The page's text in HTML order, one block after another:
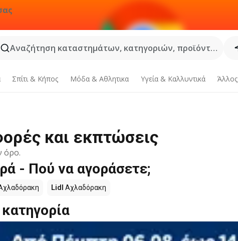
Αναζήτηση καταστημάτων, κατηγοριών, προϊόντων...
Σπίτι & Κήπος Μόδα & Aθλητικα Υγεία & Καλλυντικά Άλλος
και εκπτώσεις
όρο.
- Πού να αγοράσετε;
Lidl Αχλαδόρακη